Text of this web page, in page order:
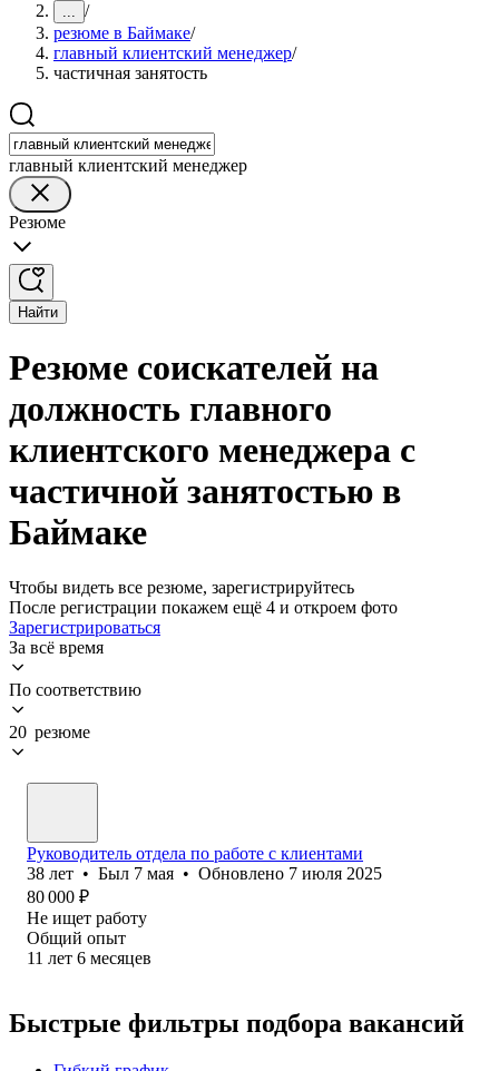
... /
резюме в Баймаке/
главный клиентский менеджер/
частичная занятость
главный клиентский менеджер
Резюме
Найти
Резюме соискателей на
должность главного
клиентского менеджера с
частичной занятостью в
Баймаке
Чтобы видеть все резюме, зарегистрируйтесь
После регистрации покажем ещё 4 и откроем фото
Зарегистрироваться
За всё время
По соответствию
20 резюме
Руководитель отдела по работе с клиентами
38 лет • Был 7 мая • Обновлено 7 июля 2025
80 000 ₽
Не ищет работу
Общий опыт
11 лет 6 месяцев
Быстрые фильтры подбора вакансий